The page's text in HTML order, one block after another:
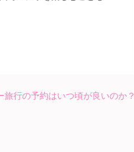
旅行の予約はいつ頃が良いのか？